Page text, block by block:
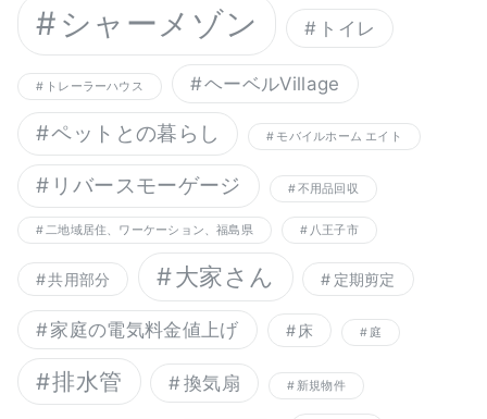
シャーメゾン トイレ
トレーラーハウス ヘーベルVillage
ペットとの暮らし モバイルホーム エイト
リバースモーゲージ 不用品回収
二地域居住、ワーケーション、福島県 八王子市
共用部分 大家さん 定期剪定
家庭の電気料金値上げ 床 庭
排水管 換気扇 新規物件